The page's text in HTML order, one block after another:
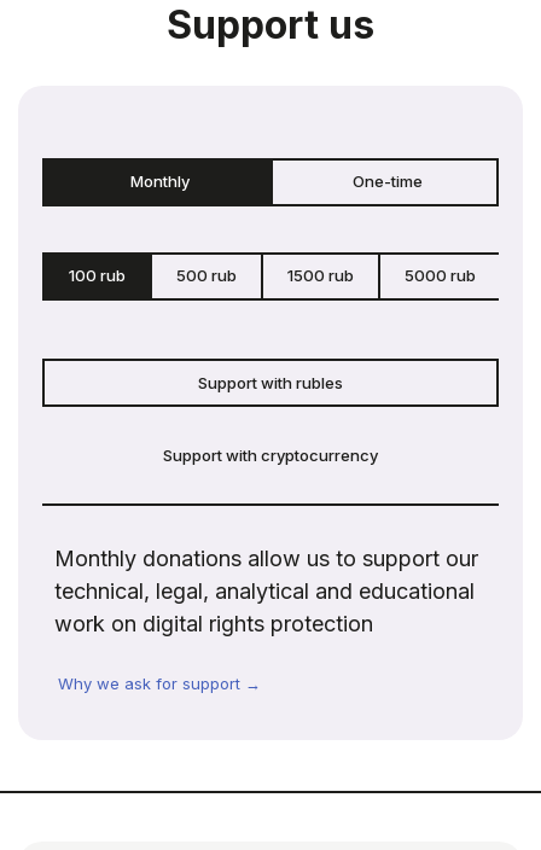
Support us
Monthly One-time
100 rub 500 rub 1500 rub 5000 rub
Support with rubles
Support with cryptocurrency
Monthly donations allow us to support our
technical, legal, analytical and educational
work on digital rights protection
Why we ask for support →